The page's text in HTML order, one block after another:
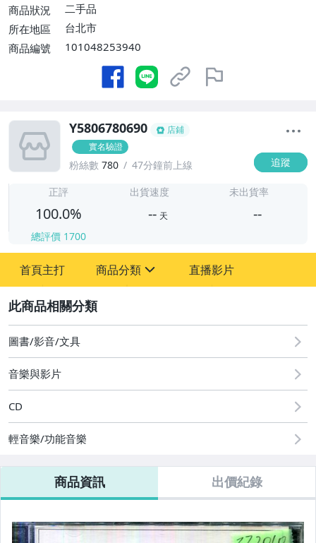
商品狀況
二手品
所在地區
台北市
商品編號
101048253940
Y5806780690
店鋪
實名驗證
粉絲數 780 47分鐘前上線 追蹤
正評
100.0%
總評價 1700
出貨速度
-- 天
未出貨率
--
首頁主打 商品分類
其它
直播影片
圖書/影音/文具
音樂與影片
CD
輕音樂/功能音樂
商品資訊 出價紀錄